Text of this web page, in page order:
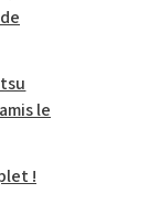
le
!